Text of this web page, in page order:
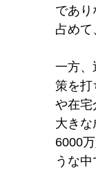
であ
占めて
一方、
策を打
や在宅
大き
6000
うな